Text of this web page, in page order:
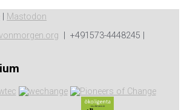
Mastodon
| +491573-4448245 |